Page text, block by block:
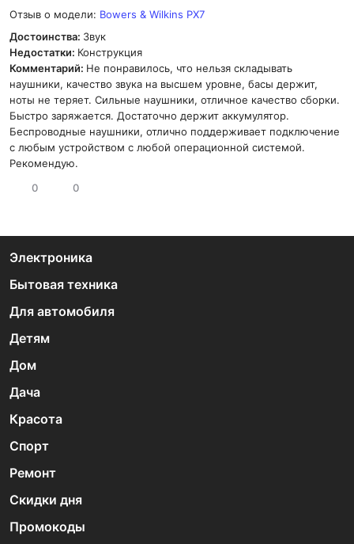
Отзыв о модели: Bowers & Wilkins PX7
Достоинства: Звук
Недостатки: Конструкция
Комментарий: Не понравилось, что нельзя складывать
наушники, качество звука на высшем уровне, басы держит,
ноты не теряет. Сильные наушники, отличное качество сборки.
Быстро заряжается. Достаточно держит аккумулятор.
Беспроводные наушники, отлично поддерживает подключение
с любым устройством с любой операционной системой.
Рекомендую.
0
0
Электроника
Бытовая техника
Для автомобиля
Детям
Дом
Дача
Красота
Спорт
Ремонт
Скидки дня
Промокоды